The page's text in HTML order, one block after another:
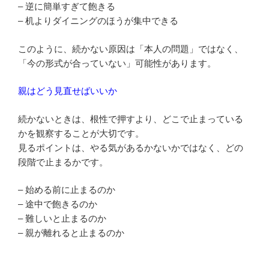
– 逆に簡単すぎて飽きる
– 机よりダイニングのほうが集中できる
このように、続かない原因は「本人の問題」ではなく、
「今の形式が合っていない」可能性があります。
親はどう見直せばいいか
続かないときは、根性で押すより、どこで止まっている
かを観察することが大切です。
見るポイントは、やる気があるかないかではなく、どの
段階で止まるかです。
– 始める前に止まるのか
– 途中で飽きるのか
– 難しいと止まるのか
– 親が離れると止まるのか